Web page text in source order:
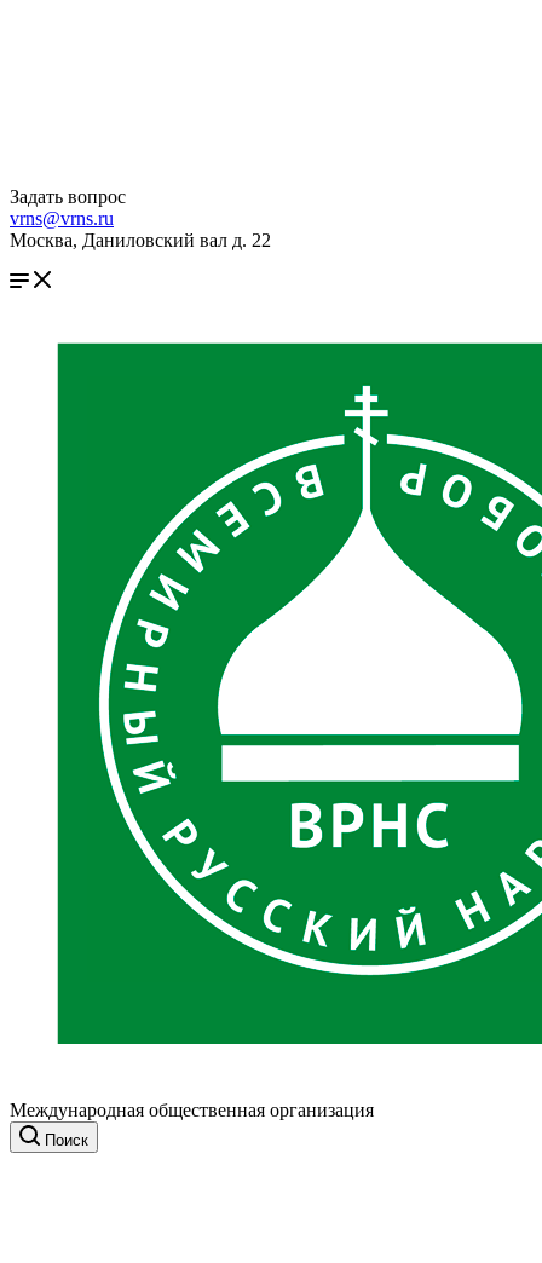
Задать вопрос
vrns@vrns.ru
Москва, Даниловский вал д. 22
Международная общественная организация
Поиск